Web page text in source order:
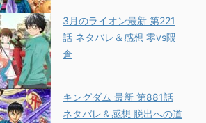
3月のライオン最新 第221
話 ネタバレ＆感想 零vs隈
倉
キングダム 最新 第881話
ネタバレ＆感想 脱出への道